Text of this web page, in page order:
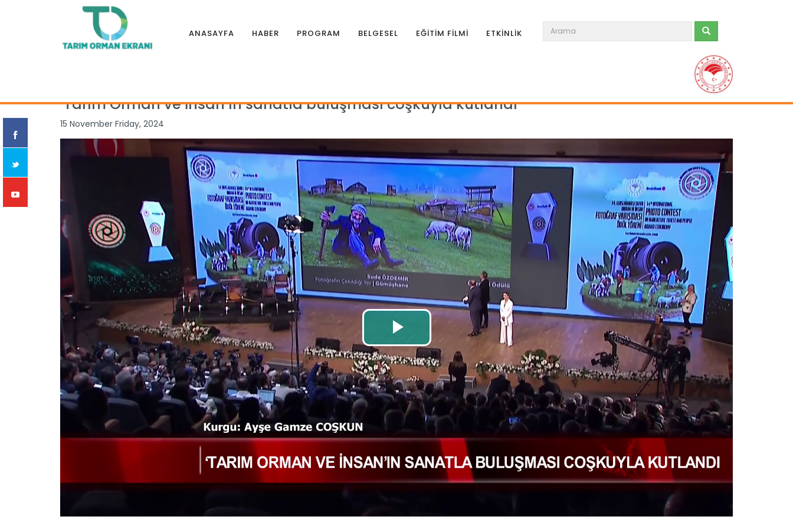
ANASAYFA HABER PROGRAM BELGESEL EĞİTİM FİLMİ ETKİNLİK
‘Tarım Orman ve İnsan’ın sanatla buluşması coşkuyla kutlandı
15 November Friday, 2024
Türkiye’den İspanya’ya yardım...
Tarım ve Orman Bakanı İbrahim
Yumaklı: “Dost ülke İspanya’nın...
Devamını Oku ->
Van Gölü için düzenlenen...
Tarım ve Orman Bakanı İbrahim
Yumaklı’nın da katıldığı "Gelecek...
Devamını Oku ->